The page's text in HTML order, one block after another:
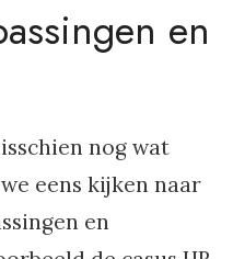
en
nog wat
eens kijken naar
en